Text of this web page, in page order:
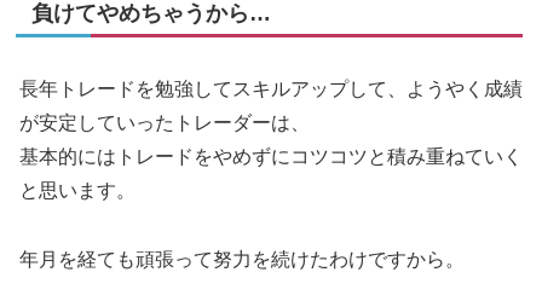
負けてやめちゃうから…
長年トレードを勉強してスキルアップして、ようやく成績
が安定していったトレーダーは、
基本的にはトレードをやめずにコツコツと積み重ねていく
と思います。
年月を経ても頑張って努力を続けたわけですから。